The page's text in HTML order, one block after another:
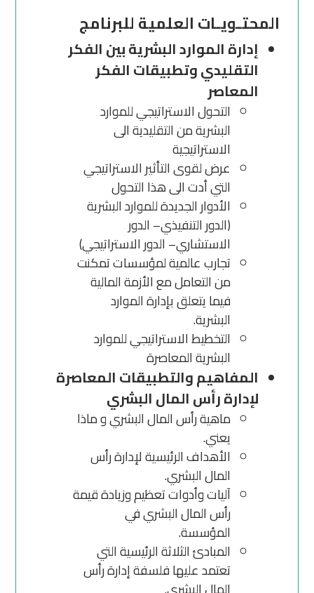
المحتـويـات العلمية للبرنامج
إدارة الموارد البشرية بين الفكر
التقليدي وتطبيقات الفكر
المعاصر
التحول الاستراتيجي للموارد
البشرية من التقليدية الى
الاستراتيجية
عرض لقوى التأثير الاستراتيجي
التي أدت الى هذا التحول
الأدوار الجديدة للموارد البشرية
(الدور التنفيذي– الدور
الاستشاري– الدور الاستراتيجي)
تجارب عالمية لمؤسسات تمكنت
من التعامل مع الأزمة المالية
فيما يتعلق بإدارة الموارد
البشرية.
التخطيط الاستراتيجي للموارد
البشرية المعاصرة
المفاهيم والتطبيقات المعاصرة
لإدارة رأس المال البشري
ماهية رأس المال البشري و ماذا
يعني.
الأهداف الرئيسية لإدارة رأس
المال البشري.
آليات وأدوات تعظيم وزيادة قيمة
رأس المال البشري في
المؤسسة.
المبادئ الثلاثة الرئيسية التي
تعتمد عليها فلسفة إدارة رأس